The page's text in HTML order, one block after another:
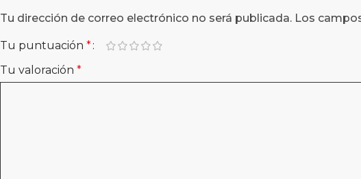
Tu dirección de correo electrónico no será publicada. Los
Tu puntuación *
Tu valoración *